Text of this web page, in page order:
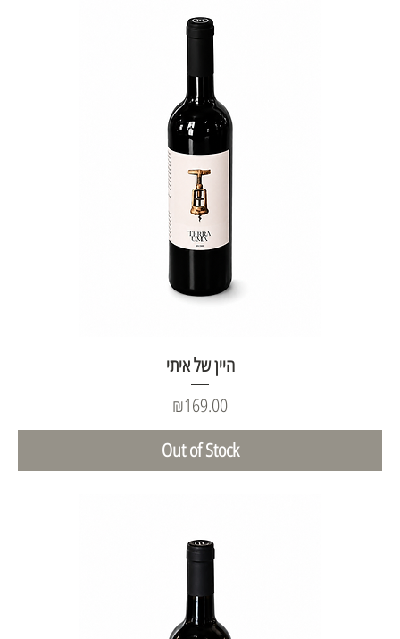
היין של איתי
Price
₪169.00
Out of Stock